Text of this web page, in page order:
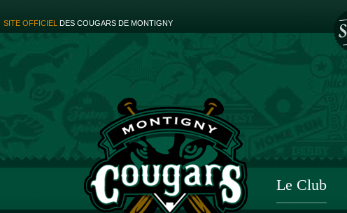
SITE OFFICIEL DES COUGARS DE MONTIGNY
Le Club